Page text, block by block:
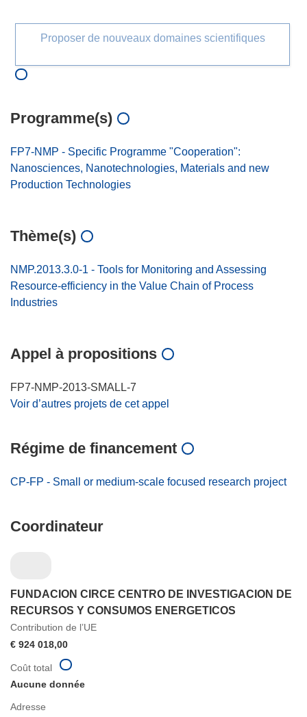
Proposer de nouveaux domaines scientifiques
Programme(s)
FP7-NMP - Specific Programme "Cooperation":
Nanosciences, Nanotechnologies, Materials and new
Production Technologies
Thème(s)
NMP.2013.3.0-1 - Tools for Monitoring and Assessing
Resource-efficiency in the Value Chain of Process
Industries
Appel à propositions
FP7-NMP-2013-SMALL-7
Voir d’autres projets de cet appel
Régime de financement
CP-FP - Small or medium-scale focused research project
Coordinateur
FUNDACION CIRCE CENTRO DE INVESTIGACION DE
RECURSOS Y CONSUMOS ENERGETICOS
Contribution de l’UE
€ 924 018,00
Adresse
Coût total
Aucune donnée